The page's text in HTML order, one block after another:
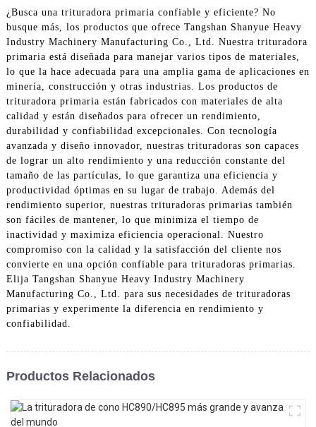
¿Busca una trituradora primaria confiable y eficiente? No
busque más, los productos que ofrece Tangshan Shanyue Heavy
Industry Machinery Manufacturing Co., Ltd. Nuestra trituradora
primaria está diseñada para manejar varios tipos de materiales,
lo que la hace adecuada para una amplia gama de aplicaciones en
minería, construcción y otras industrias. Los productos de
trituradora primaria están fabricados con materiales de alta
calidad y están diseñados para ofrecer un rendimiento,
durabilidad y confiabilidad excepcionales. Con tecnología
avanzada y diseño innovador, nuestras trituradoras son capaces
de lograr un alto rendimiento y una reducción constante del
tamaño de las partículas, lo que garantiza una eficiencia y
productividad óptimas en su lugar de trabajo. Además del
rendimiento superior, nuestras trituradoras primarias también
son fáciles de mantener, lo que minimiza el tiempo de
inactividad y maximiza eficiencia operacional. Nuestro
compromiso con la calidad y la satisfacción del cliente nos
convierte en una opción confiable para trituradoras primarias.
Elija Tangshan Shanyue Heavy Industry Machinery
Manufacturing Co., Ltd. para sus necesidades de trituradoras
primarias y experimente la diferencia en rendimiento y
confiabilidad.
Productos Relacionados